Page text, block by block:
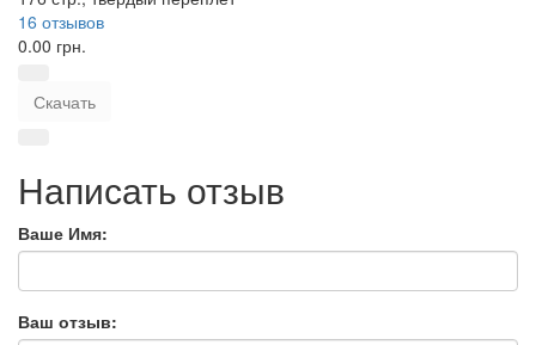
16 отзывов
0.00 грн.
Скачать
Написать отзыв
Ваше Имя:
Ваш отзыв: